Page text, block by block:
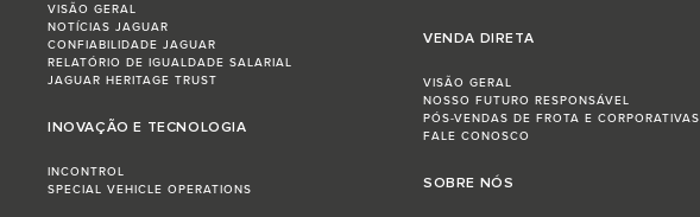
VISÃO GERAL
NOTÍCIAS JAGUAR
CONFIABILIDADE JAGUAR
RELATÓRIO DE IGUALDADE SALARIAL
JAGUAR HERITAGE TRUST
INOVAÇÃO E TECNOLOGIA
INCONTROL
SPECIAL VEHICLE OPERATIONS
VENDA DIRETA
VISÃO GERAL
NOSSO FUTURO RESPONSÁVEL
PÓS-VENDAS DE FROTA E CORPORATIVAS
FALE CONOSCO
SOBRE NÓS